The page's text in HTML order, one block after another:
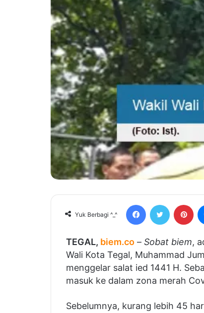
Yuk Berbagi ^_^
TEGAL, biem.co – Sobat biem,
Wali Kota Tegal, Muhammad
menggelar salat ied 1441 H.
masuk ke dalam zona merah
Sebelumnya, kurang lebih 45